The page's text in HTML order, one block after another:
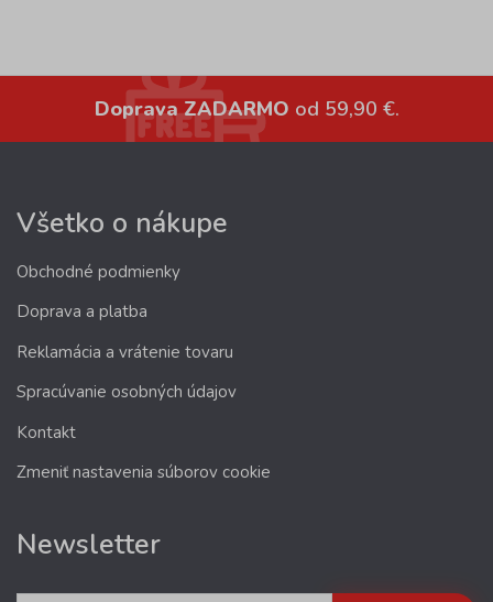
Doprava ZADARMO od 59,90 €.
Všetko o nákupe
Obchodné podmienky
Doprava a platba
Reklamácia a vrátenie tovaru
Spracúvanie osobných údajov
Kontakt
Zmeniť nastavenia súborov cookie
Newsletter